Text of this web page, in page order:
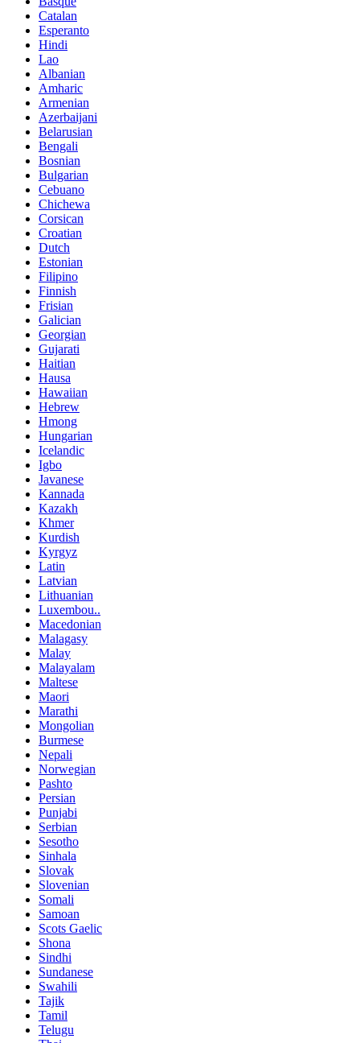
Catalan
Esperanto
Hindi
Lao
Albanian
Amharic
Armenian
Azerbaijani
Belarusian
Bengali
Bosnian
Bulgarian
Cebuano
Chichewa
Corsican
Croatian
Dutch
Estonian
Filipino
Finnish
Frisian
Galician
Georgian
Gujarati
Haitian
Hausa
Hawaiian
Hebrew
Hmong
Hungarian
Icelandic
Igbo
Javanese
Kannada
Kazakh
Khmer
Kurdish
Kyrgyz
Latin
Latvian
Lithuanian
Luxembou..
Macedonian
Malagasy
Malay
Malayalam
Maltese
Maori
Marathi
Mongolian
Burmese
Nepali
Norwegian
Pashto
Persian
Punjabi
Serbian
Sesotho
Sinhala
Slovak
Slovenian
Somali
Samoan
Scots Gaelic
Shona
Sindhi
Sundanese
Swahili
Tajik
Tamil
Telugu